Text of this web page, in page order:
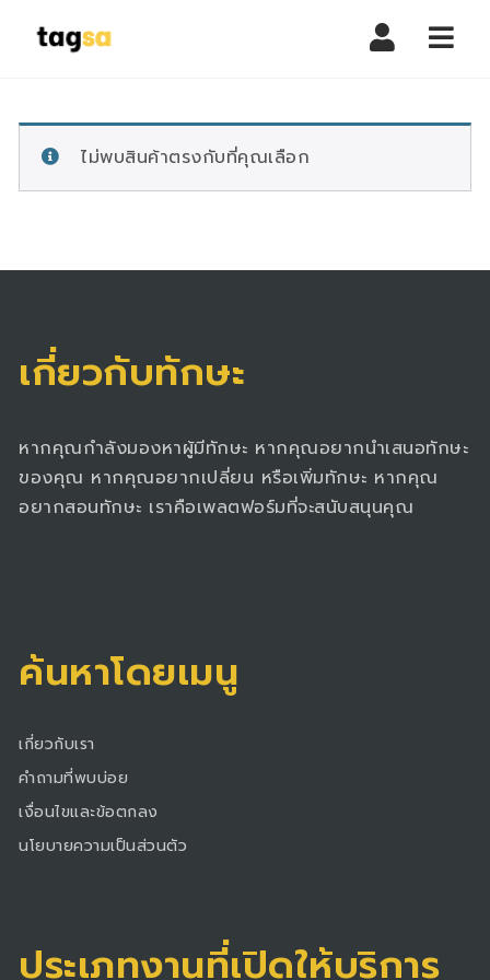
ไม่พบสินค้าตรงกับที่คุณเลือก
เกี่ยวกับทักษะ
หากคุณกำลังมองหาผู้มีทักษะ หากคุณอยากนำเสนอทักษะ
ของคุณ หากคุณอยากเปลี่ยน หรือเพิ่มทักษะ หากคุณ
อยากสอนทักษะ เราคือเพลตฟอร์มที่จะสนับสนุนคุณ
ค้นหาโดยเมนู
เกี่ยวกับเรา
คำถามที่พบบ่อย
เงื่อนไขและข้อตกลง
นโยบายความเป็นส่วนตัว
ประเภทงานที่เปิดให้บริการ